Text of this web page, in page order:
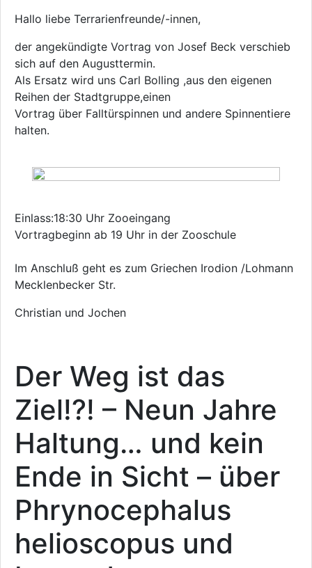
Hallo liebe Terrarienfreunde/-innen,
der angekündigte Vortrag von Josef Beck verschieb
sich auf den Augusttermin.
Als Ersatz wird uns Carl Bolling ,aus den eigenen
Reihen der Stadtgruppe,einen
Vortrag über Falltürspinnen und andere Spinnentiere
halten.
Einlass:18:30 Uhr Zooeingang
Vortragbeginn ab 19 Uhr in der Zooschule
Im Anschluß geht es zum Griechen Irodion /Lohmann
Mecklenbecker Str.
Christian und Jochen
Der Weg ist das
Ziel!?! – Neun Jahre
Haltung… und kein
Ende in Sicht – über
Phrynocephalus
helioscopus und